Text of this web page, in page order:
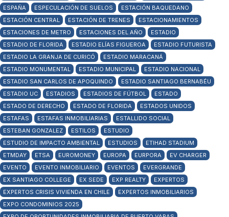
ESPAÑA
ESPECULACIÓN DE SUELOS
ESTACIÓN BAQUEDANO
ESTACIÓN CENTRAL
ESTACIÓN DE TRENES
ESTACIONAMIENTOS
ESTACIONES DE METRO
ESTACIONES DEL AÑO
ESTADIO
ESTADIO DE FLORIDA
ESTADIO ELÍAS FIGUEROA
ESTADIO FUTURISTA
ESTADIO LA GRANJA DE CURICÓ
ESTADIO MARACANÁ
ESTADIO MONUMENTAL
ESTADIO MUNICIPAL
ESTADIO NACIONAL
ESTADIO SAN CARLOS DE APOQUINDO
ESTADIO SANTIAGO BERNABÉU
ESTADIO UC
ESTADIOS ESTADIOS DE FÚTBOL
ESTADO
ESTADO DE DERECHO
ESTADO DE FLORIDA
ESTADOS UNIDOS
ESTAFAS
ESTAFAS INMOBILIARIAS
ESTALLIDO SOCIAL
ESTEBAN GONZALEZ
ESTILOS
ESTUDIO
ESTUDIO DE IMPACTO AMBIENTAL
ESTUDIOS
ETIHAD STADIUM
ETMDAY
ETSA EUROMONEY EUROPA EURPORA
EV CHARGER
EVENTO
EVENTO INMOBILIARIO EVENTOS
EVERGRANDE
EX SANTIAGO COLLEGE
EX SEDE EXP REALTY
EXPERTOS
EXPERTOS CRISIS VIVIENDA EN CHILE
EXPERTOS INMOBILIARIOS
EXPO CONDOMINIOS 2025